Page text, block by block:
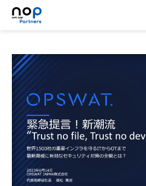
セキュリ
コラボレー